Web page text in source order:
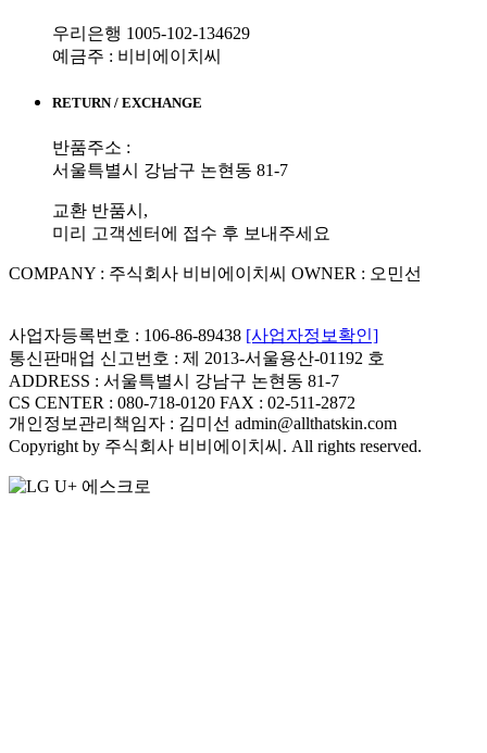
우리은행 1005-102-134629
예금주 : 비비에이치씨
RETURN / EXCHANGE
반품주소 :
서울특별시 강남구 논현동 81-7
교환 반품시,
미리 고객센터에 접수 후 보내주세요
COMPANY : 주식회사 비비에이치씨 OWNER : 오민선
사업자등록번호 : 106-86-89438 [사업자정보확인]
통신판매업 신고번호 : 제 2013-서울용산-01192 호
ADDRESS : 서울특별시 강남구 논현동 81-7
CS CENTER : 080-718-0120 FAX : 02-511-2872
개인정보관리책임자 : 김미선 admin@allthatskin.com
Copyright by 주식회사 비비에이치씨. All rights reserved.